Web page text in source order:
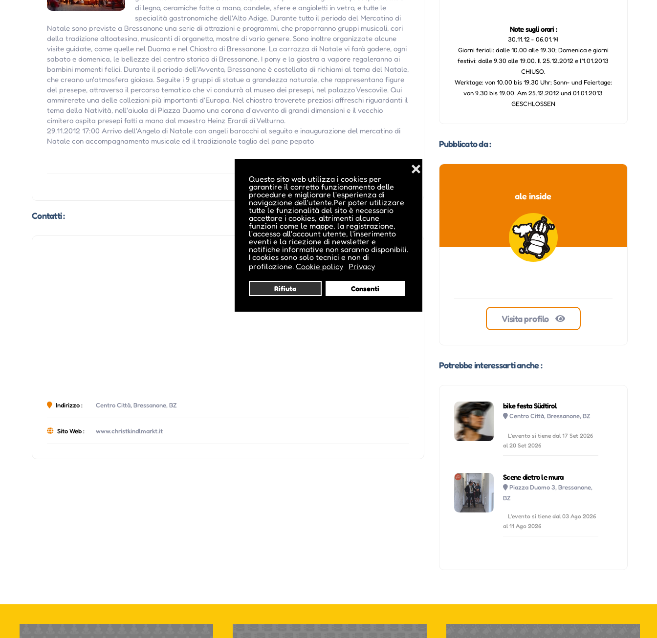
Questo sito web utilizza i cookies per
garantire il corretto funzionamento delle
procedure e migliorare l'esperienza di
navigazione dell'utente.Per poter utilizzare
tutte le funzionalità del sito è necessario
accettare i cookies, altrimenti alcune
funzioni come le mappe, la registrazione,
l'accesso all'account utente, l'inserimento
eventi e la ricezione di newsletter e
notifiche informative non saranno disponibili.
I cookies sono solo tecnici e non di
profilazione. Cookie policy Privacy
Rifiuta Consenti
❌
di legno, ceramiche fatte a mano, candele, sfere e angioletti in vetro, e tutte le
specialità gastronomiche dell'Alto Adige. Durante tutto il periodo del Mercatino di
Natale sono previste a Bressanone una serie di attrazioni e programmi, che proporranno gruppi musicali, cori
della tradizione altoatesina, musicanti di organetto, mostre di vario genere. Sono inoltre organizzate alcune
visite guidate, come quelle nel Duomo e nel Chiostro di Bressanone. La carrozza di Natale vi farà godere, ogni
sabato e domenica, le bellezze del centro storico di Bressanone. I pony e la giostra a vapore regaleranno ai
bambini momenti felici. Durante il periodo dell'Avvento, Bressanone è costellata di richiami al tema del Natale,
che creano un'atmosfera gioiosa. Seguite i 9 gruppi di statue a grandezza naturale, che rappresentano figure
del presepe, attraverso il percorso tematico che vi condurrà al museo dei presepi, nel palazzo Vescovile. Qui
ammirerete una delle collezioni più importanti d'Europa. Nel chiostro troverete preziosi affreschi riguardanti il
tema della Natività, nell'aiuola di Piazza Duomo una corona d'avvento di grandi dimensioni e il vecchio
cimitero ospita presepi fatti a mano dal maestro Heinz Erardi di Velturno.
29.11.2012 17:00 Arrivo dell'Angelo di Natale con angeli barocchi al seguito e inaugurazione del mercatino di
Natale con accompagnamento musicale ed il tradizionale taglio del pane pepato
Contatti :
Indirizzo : Centro Città, Bressanone, BZ
Sito Web : www.christkindlmarkt.it
Note sugli orari :
30.11.12 - 06.01.14
Giorni feriali: dalle 10.00 alle 19.30; Domenica e giorni
festivi: dalle 9.30 alle 19.00. Il 25.12.2012 e l'1.01.2013
CHIUSO.
Werktage: von 10.00 bis 19.30 Uhr; Sonn- und Feiertage:
von 9.30 bis 19.00. Am 25.12.2012 und 01.01.2013
GESCHLOSSEN
Pubblicato da :
ale inside
Visita profilo
Potrebbe interessarti anche :
bike festa Südtirol
Centro Città, Bressanone, BZ
L'evento si tiene dal 17 Set 2026
al 20 Set 2026
Scene dietro le mura
Piazza Duomo 3, Bressanone,
BZ
L'evento si tiene dal 03 Ago 2026
al 11 Ago 2026